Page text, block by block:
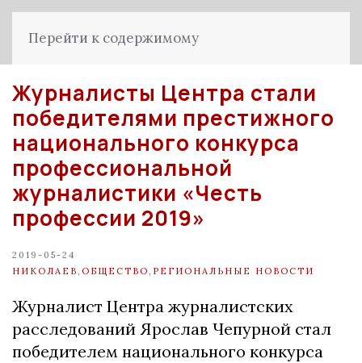
Перейти к содержимому
Журналисты Центра стали
победителями престижного
национального конкурса
профессиональной
журналистики «Честь
профессии 2019»
2019-05-24
НИКОЛАЕВ ОБЩЕСТВО РЕГИОНАЛЬНЫЕ НОВОСТИ
Журналист Центра журналистских
расследований Ярослав Чепурной стал
победителем национального конкурса